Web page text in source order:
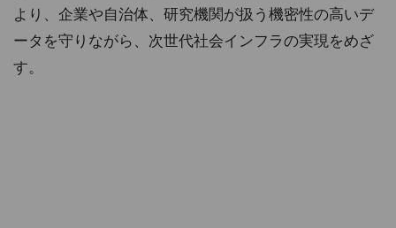
より、企業や自治体、研究機関が扱う機密性の高いデ
ータを守りながら、次世代社会インフラの実現をめざ
す。